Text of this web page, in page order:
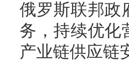
俄罗斯联邦政
务，持续优化
产业链供应链